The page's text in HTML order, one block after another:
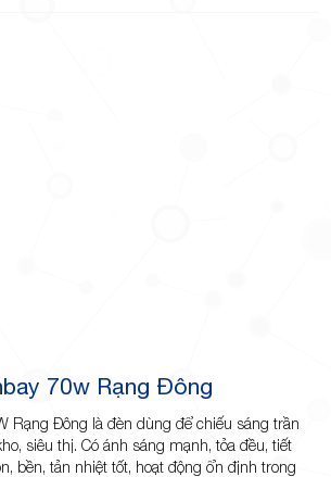
70w Rạng Đông
Rạng Đông là đèn dùng để chiếu sáng trần
siêu thị. Có ánh sáng mạnh, tỏa đều, tiết
bền, tản nhiệt tốt, hoạt động ổn định trong